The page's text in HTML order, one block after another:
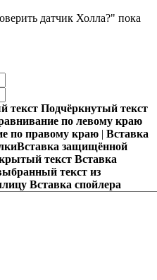
датчик Холла?" пока
текст Подчёркнутый текст
по левому краю
по правому краю | Вставка
Вставка защищённой
текст Вставка
текст из
Вставка спойлера